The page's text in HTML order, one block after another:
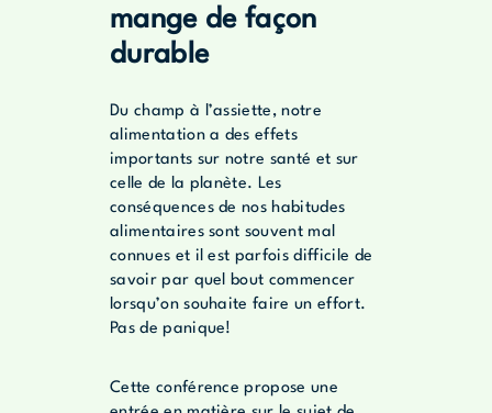
mange de façon
durable
Du champ à l’assiette, notre
alimentation a des effets
importants sur notre santé et sur
celle de la planète. Les
conséquences de nos habitudes
alimentaires sont souvent mal
connues et il est parfois difficile de
savoir par quel bout commencer
lorsqu’on souhaite faire un effort.
Pas de panique!
Cette conférence propose une